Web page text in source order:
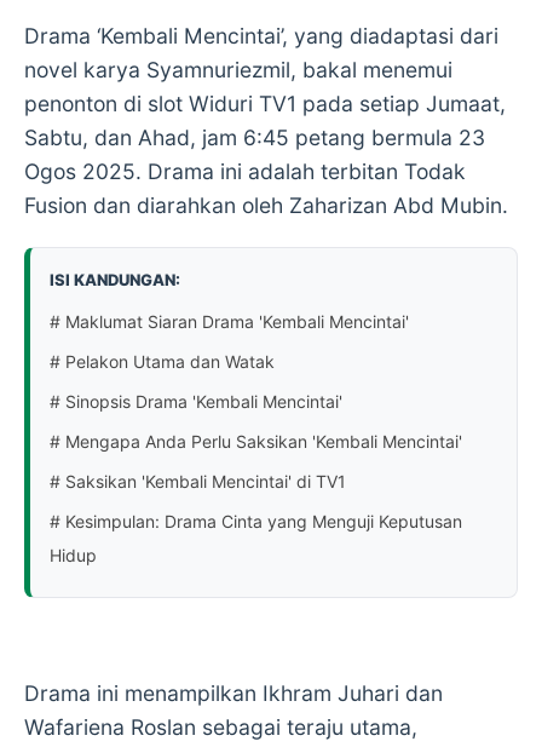
Drama ‘Kembali Mencintai’, yang diadaptasi dari
novel karya Syamnuriezmil, bakal menemui
penonton di slot Widuri TV1 pada setiap Jumaat,
Sabtu, dan Ahad, jam 6:45 petang bermula 23
Ogos 2025. Drama ini adalah terbitan Todak
Fusion dan diarahkan oleh Zaharizan Abd Mubin.
ISI KANDUNGAN:
# Maklumat Siaran Drama 'Kembali Mencintai'
# Pelakon Utama dan Watak
# Sinopsis Drama 'Kembali Mencintai'
# Mengapa Anda Perlu Saksikan 'Kembali Mencintai'
# Saksikan 'Kembali Mencintai' di TV1
# Kesimpulan: Drama Cinta yang Menguji Keputusan
Hidup
Drama ini menampilkan Ikhram Juhari dan
Wafariena Roslan sebagai teraju utama,